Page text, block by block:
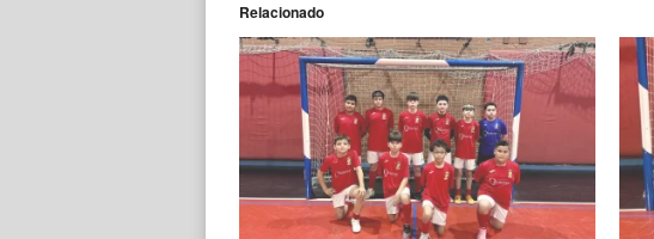
Relacionado